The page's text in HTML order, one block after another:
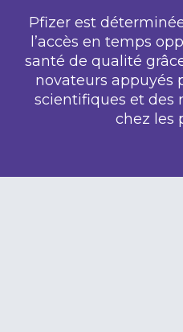
Pfizer est
l’accès en temps
santé de qualité
novateurs appuyés
scientifiques et des
chez les